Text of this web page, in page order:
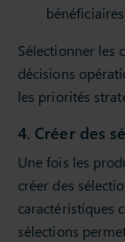
Sélectionner les
décisions
les priorités
4. Créer des
Une fois les
créer des
caractéristiques
sélections